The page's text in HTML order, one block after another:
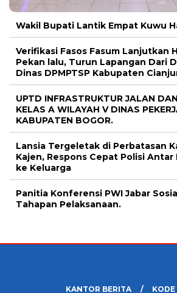
Wakil Bupati Lantik Empat Kuwu
Verifikasi Fasos Fasum Lanjutkan
Pekan lalu, Turun Lapangan Dari
Dinas DPMPTSP Kabupaten
UPTD INFRASTRUKTUR JALAN
KELAS A WILAYAH V DINAS
KABUPATEN BOGOR.
Lansia Tergeletak di Perbatasan
Kajen, Respons Cepat Polisi Antar
ke Keluarga
Panitia Konferensi PWI Jabar
Tahapan Pelaksanaan.
KANTOR BERITA KODE